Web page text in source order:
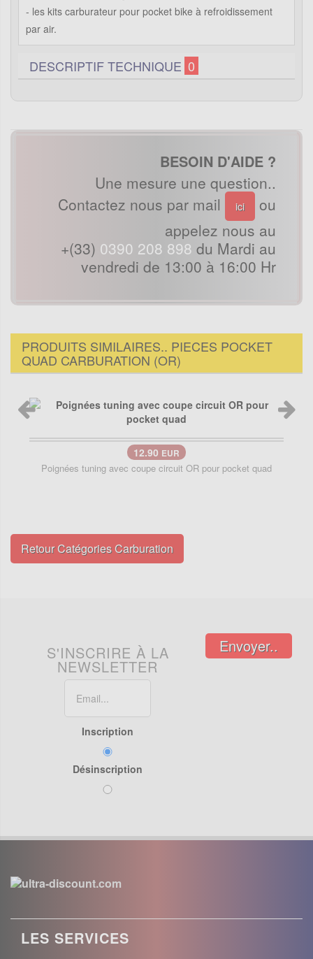
- les kits carburateur pour pocket bike à refroidissement
par air.
DESCRIPTIF TECHNIQUE 0
BESOIN D'AIDE ?
Une mesure une question..
Contactez nous par mail
ici
ou
appelez nous au
+(33) 0390 208 898 du Mardi au
vendredi de 13:00 à 16:00 Hr
PRODUITS SIMILAIRES.. PIECES POCKET
QUAD CARBURATION (OR)
12.90 EUR
Poignées tuning avec coupe circuit OR pour pocket quad
Retour Catégories Carburation
S'INSCRIRE À LA
NEWSLETTER
Inscription
Désinscription
Envoyer..
LES SERVICES